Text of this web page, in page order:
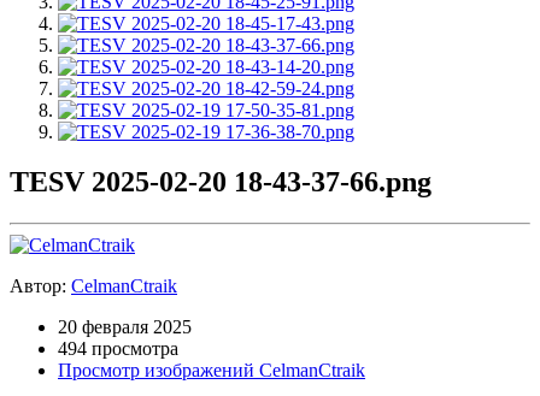
TESV 2025-02-20 18-43-37-66.png
Автор: CelmanCtraik
20 февраля 2025
494 просмотра
Просмотр изображений CelmanCtraik